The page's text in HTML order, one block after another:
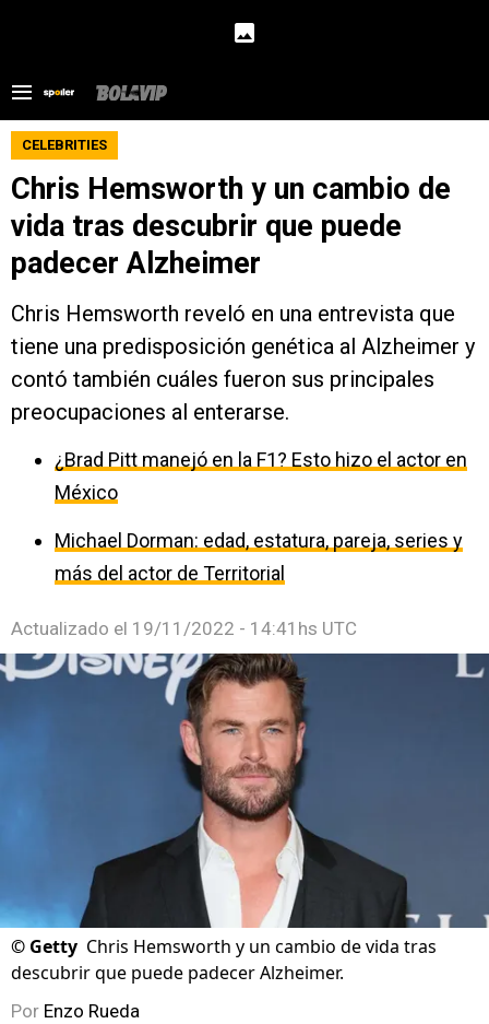
CELEBRITIES
Chris Hemsworth y un cambio de
vida tras descubrir que puede
padecer Alzheimer
Chris Hemsworth reveló en una entrevista que
tiene una predisposición genética al Alzheimer y
contó también cuáles fueron sus principales
preocupaciones al enterarse.
¿Brad Pitt manejó en la F1? Esto hizo el actor en
México
Michael Dorman: edad, estatura, pareja, series y
más del actor de Territorial
Actualizado el 19/11/2022 - 14:41hs UTC
© Getty Chris Hemsworth y un cambio de vida tras
descubrir que puede padecer Alzheimer.
Por Enzo Rueda